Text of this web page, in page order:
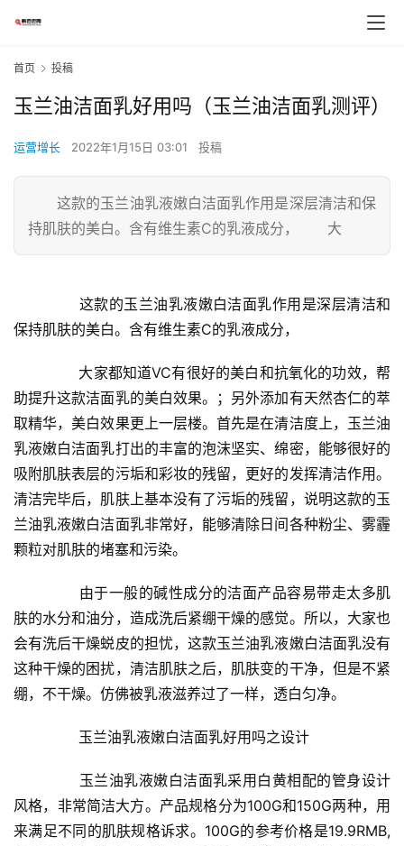
首页 投稿
玉兰油洁面乳好用吗（玉兰油洁面乳测评）
运营增长 2022年1月15日 03:01 投稿
这款的玉兰油乳液嫩白洁面乳作用是深层清洁和保
持肌肤的美白。含有维生素C的乳液成分， 大
保持肌肤的美白。含有维生素C的乳液成分，
助提升这款洁面乳的美白效果。；另外添加有天然杏仁的萃
取精华，美白效果更上一层楼。首先是在清洁度上，玉兰油
乳液嫩白洁面乳打出的丰富的泡沫坚实、绵密，能够很好的
吸附肌肤表层的污垢和彩妆的残留，更好的发挥清洁作用。
清洁完毕后，肌肤上基本没有了污垢的残留，说明这款的玉
兰油乳液嫩白洁面乳非常好，能够清除日间各种粉尘、雾霾
颗粒对肌肤的堵塞和污染。
肤的水分和油分，造成洗后紧绷干燥的感觉。所以，大家也
会有洗后干燥蜕皮的担忧，这款玉兰油乳液嫩白洁面乳没有
这种干燥的困扰，清洁肌肤之后，肌肤变的干净，但是不紧
绷，不干燥。仿佛被乳液滋养过了一样，透白匀净。
	  玉兰油乳液嫩白洁面乳好用吗之设计
风格，非常简洁大方。产品规格分为100G和150G两种，用
来满足不同的肌肤规格诉求。100G的参考价格是19.9RMB,